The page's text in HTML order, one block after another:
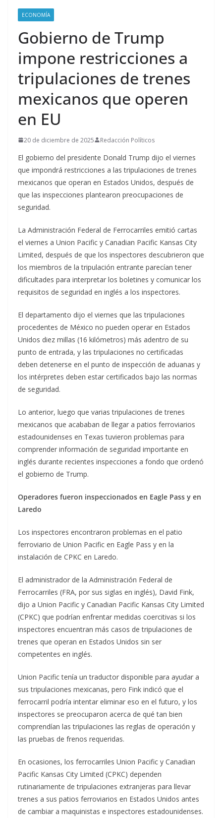
ECONOMÍA
Gobierno de Trump
impone restricciones a
tripulaciones de trenes
mexicanos que operen
en EU
20 de diciembre de 2025 Redacción Políticos
El gobierno del presidente Donald Trump dijo el viernes
que impondrá restricciones a las tripulaciones de trenes
mexicanos que operan en Estados Unidos, después de
que las inspecciones plantearon preocupaciones de
seguridad.
La Administración Federal de Ferrocarriles emitió cartas
el viernes a Union Pacific y Canadian Pacific Kansas City
Limited, después de que los inspectores descubrieron que
los miembros de la tripulación entrante parecían tener
dificultades para interpretar los boletines y comunicar los
requisitos de seguridad en inglés a los inspectores.
El departamento dijo el viernes que las tripulaciones
procedentes de México no pueden operar en Estados
Unidos diez millas (16 kilómetros) más adentro de su
punto de entrada, y las tripulaciones no certificadas
deben detenerse en el punto de inspección de aduanas y
los intérpretes deben estar certificados bajo las normas
de seguridad.
Lo anterior, luego que varias tripulaciones de trenes
mexicanos que acababan de llegar a patios ferroviarios
estadounidenses en Texas tuvieron problemas para
comprender información de seguridad importante en
inglés durante recientes inspecciones a fondo que ordenó
el gobierno de Trump.
Operadores fueron inspeccionados en Eagle Pass y en
Laredo
Los inspectores encontraron problemas en el patio
ferroviario de Union Pacific en Eagle Pass y en la
instalación de CPKC en Laredo.
El administrador de la Administración Federal de
Ferrocarriles (FRA, por sus siglas en inglés), David Fink,
dijo a Union Pacific y Canadian Pacific Kansas City Limited
(CPKC) que podrían enfrentar medidas coercitivas si los
inspectores encuentran más casos de tripulaciones de
trenes que operan en Estados Unidos sin ser
competentes en inglés.
Union Pacific tenía un traductor disponible para ayudar a
sus tripulaciones mexicanas, pero Fink indicó que el
ferrocarril podría intentar eliminar eso en el futuro, y los
inspectores se preocuparon acerca de qué tan bien
comprendían las tripulaciones las reglas de operación y
las pruebas de frenos requeridas.
En ocasiones, los ferrocarriles Union Pacific y Canadian
Pacific Kansas City Limited (CPKC) dependen
rutinariamente de tripulaciones extranjeras para llevar
trenes a sus patios ferroviarios en Estados Unidos antes
de cambiar a maquinistas e inspectores estadounidenses.